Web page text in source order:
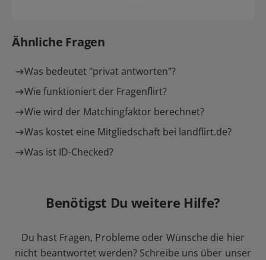
Ähnliche Fragen
Was bedeutet "privat antworten"?
Wie funktioniert der Fragenflirt?
Wie wird der Matchingfaktor berechnet?
Was kostet eine Mitgliedschaft bei landflirt.de?
Was ist ID-Checked?
Benötigst Du weitere Hilfe?
Du hast Fragen, Probleme oder Wünsche die hier
nicht beantwortet werden? Schreibe uns über unser